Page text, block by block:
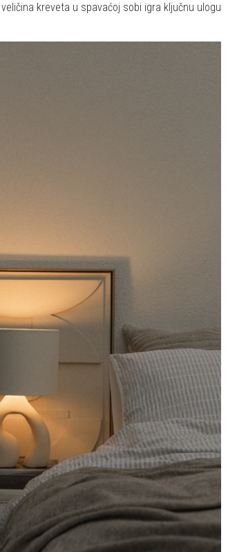
kreveta u spavaćoj sobi igra ključnu ulogu